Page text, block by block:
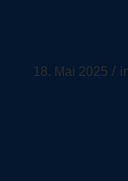
18. Mai 2025 /